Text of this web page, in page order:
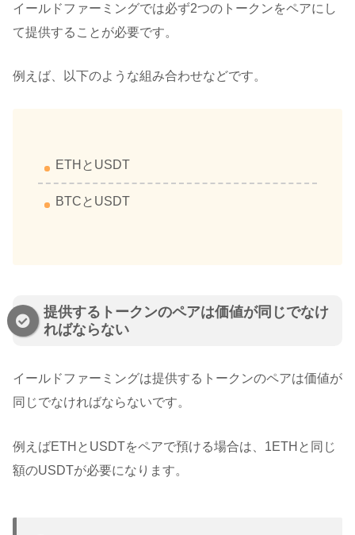
イールドファーミングでは必ず2つのトークンをペアにし
て提供することが必要です。
例えば、以下のような組み合わせなどです。
ETHとUSDT
BTCとUSDT
提供するトークンのペアは価値が同じでなけ
ればならない
イールドファーミングは提供するトークンのペアは価値が
同じでなければならないです。
例えばETHとUSDTをペアで預ける場合は、1ETHと同じ
額のUSDTが必要になります。